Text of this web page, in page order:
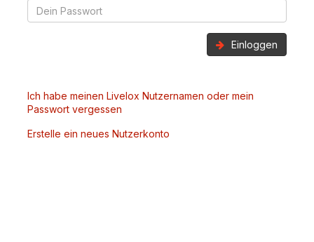
Einloggen
Ich habe meinen Livelox Nutzernamen oder mein
Passwort vergessen
Erstelle ein neues Nutzerkonto